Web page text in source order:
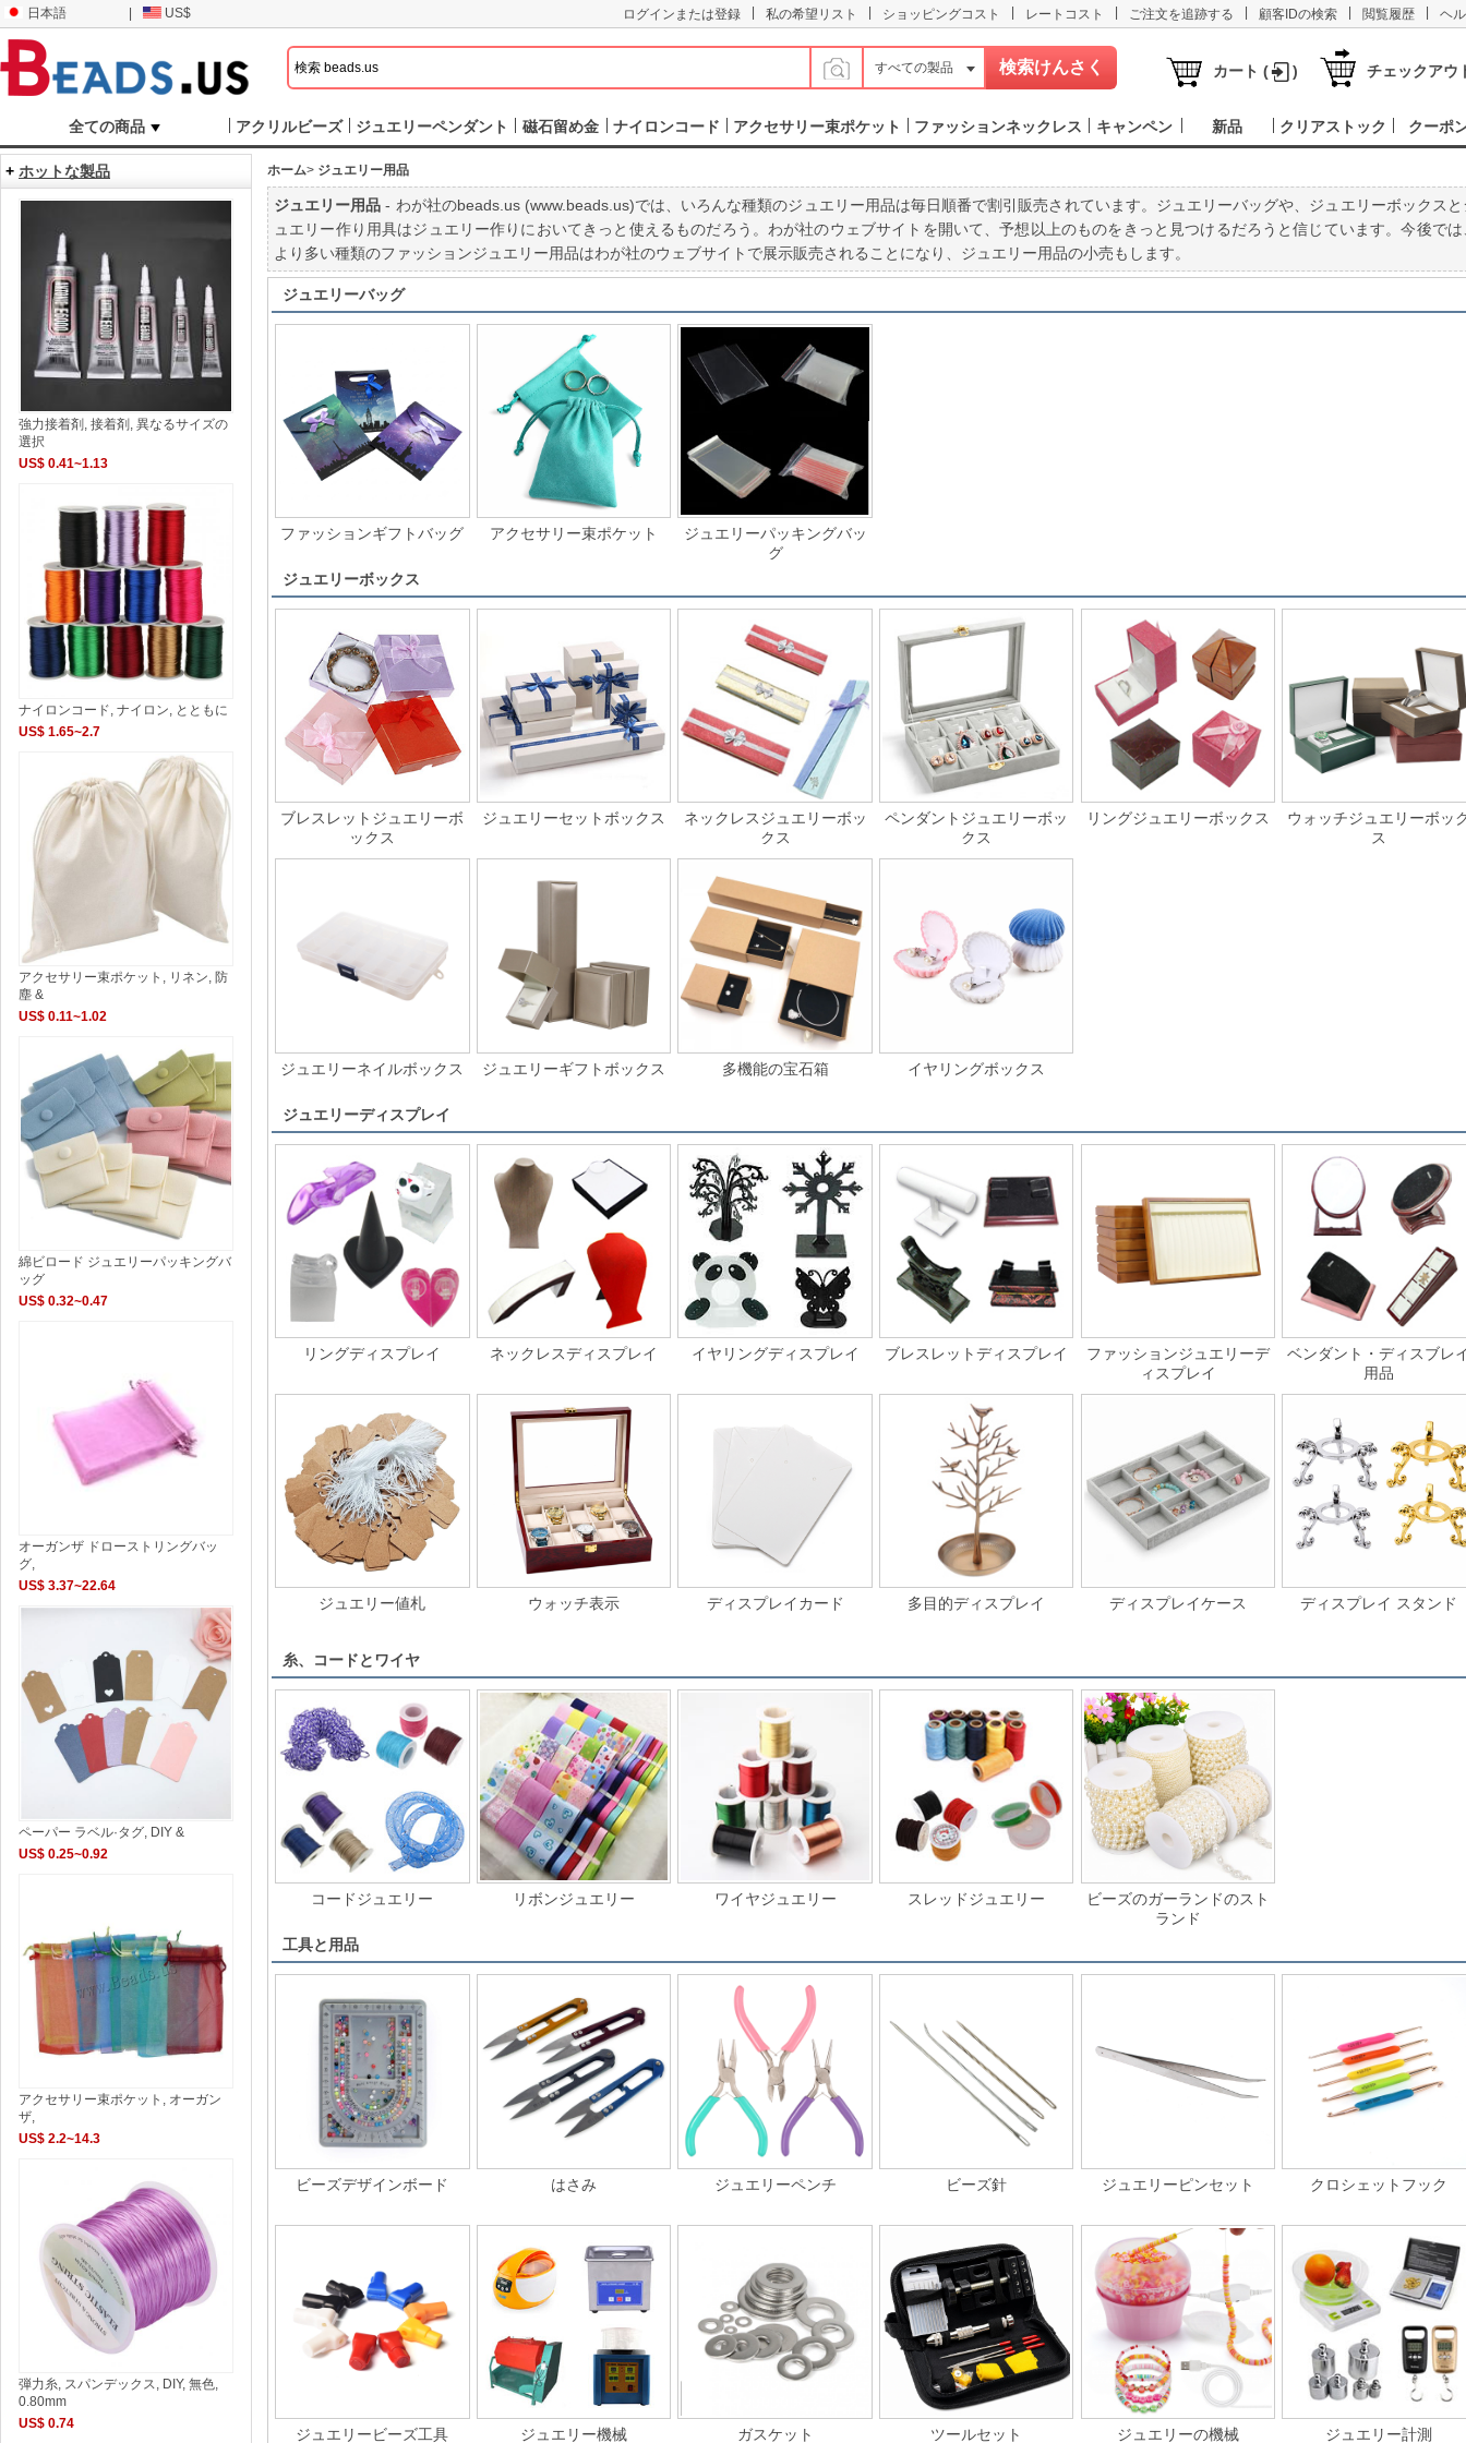
日本語 US$ ログインまたは登録 私の希望リスト ショッピングコスト レートコスト ご注文を追跡する 顧客IDの検索 閲覧履歴 ヘ
すべての製品 カート ( ) チェックアウ
全ての商品 アクリルビーズ ジュエリーペンダント 磁石留め金 ナイロンコード アクセサリー束ポケット ファッションネックレス キャンペン 新品 クリアストック クーポ
ホーム> ジュエリー用品
ジュエリー用品 - わが社のbeads.us (www.beads.us)では、いろんな種類のジュエリー用品は毎日順番で割引販売されています。ジュエリーバッグや、ジュエリーボックスと
ュエリー作り用具はジュエリー作りにおいてきっと使えるものだろう。わが社のウェブサイトを開いて、予想以上のものをきっと見つけるだろうと信じています。今後では
より多い種類のファッションジュエリー用品はわが社のウェブサイトで展示販売されることになり、ジュエリー用品の小売もします。
ジュエリーバッグ
ファッションギフトバッグ アクセサリー束ポケット
ジュエリーパッキングバッ
グ
ジュエリーボックス
ブレスレットジュエリーボ
ックス
ジュエリーセットボックス
ネックレスジュエリーボッ
クス
ペンダントジュエリーボッ
クス
リングジュエリーボックス
ウォッチジュエリーボッ
ス
ジュエリーネイルボックス ジュエリーギフトボックス 多機能の宝石箱 イヤリングボックス
ジュエリーディスプレイ
リングディスプレイ ネックレスディスプレイ イヤリングディスプレイ ブレスレットディスプレイ
ファッションジュエリーデ
ィスプレイ
ベンダント・ディスブレ
用品
ジュエリー値札 ウォッチ表示 ディスプレイカード 多目的ディスプレイ ディスプレイケース ディスプレイ スタンド
糸、コードとワイヤ
コードジュエリー リボンジュエリー ワイヤジュエリー スレッドジュエリー
ビーズのガーランドのスト
ランド
工具と用品
ビーズデザインボード はさみ ジュエリーペンチ ビーズ針 ジュエリーピンセット クロシェットフック
ジュエリービーズ工具 ジュエリー機械 ガスケット ツールセット ジュエリーの機械 ジュエリー計測
+ ホットな製品
強力接着剤, 接着剤, 異なるサイズの
選択
US$ 0.41~1.13
ナイロンコード, ナイロン, とともに
US$ 1.65~2.7
アクセサリー束ポケット, リネン, 防
塵 &
US$ 0.11~1.02
綿ビロード ジュエリーパッキングバ
ッグ
US$ 0.32~0.47
オーガンザ ドローストリングバッ
グ,
US$ 3.37~22.64
ペーパー ラベル·タグ, DIY &
US$ 0.25~0.92
アクセサリー束ポケット, オーガン
ザ,
US$ 2.2~14.3
弾力糸, スパンデックス, DIY, 無色,
0.80mm
US$ 0.74